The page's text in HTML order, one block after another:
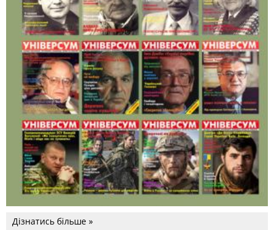
Дізнатись більше »